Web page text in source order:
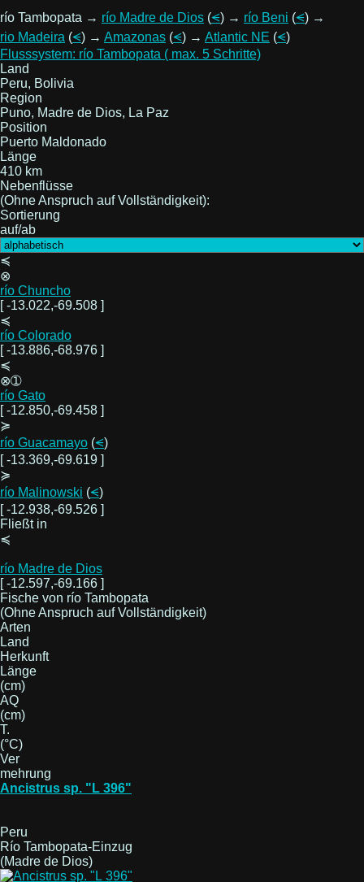
río Tambopata → río Madre de Dios (⪪) → río Beni (⪪) →
rio Madeira (⪪) → Amazonas (⪪) → Atlantic NE (⪪)
Flusssystem: río Tambopata ( max. 5 Schritte)
Land
Peru, Bolivia
Region
Puno, Madre de Dios, La Paz
Position
Puerto Maldonado
Länge
410 km
Nebenflüsse
(Ohne Anspruch auf Vollständigkeit):
Sortierung
auf/ab
≼
⊗
río Chuncho
[ -13.022,-69.508 ]
≼
río Colorado
[ -13.886,-68.976 ]
≼
⊗➀
río Gato
[ -12.850,-69.458 ]
≽
río Guacamayo (⪪)
[ -13.369,-69.619 ]
≽
río Malinowski (⪪)
[ -12.938,-69.526 ]
Fließt in
≼
río Madre de Dios
[ -12.597,-69.166 ]
Fische von río Tambopata
(Ohne Anspruch auf Vollständigkeit)
Arten
Land
Herkunft
Länge
(cm)
AQ
(cm)
T.
(°C)
Ver
mehrung
Ancistrus sp. "L 396"
Peru
Río Tambopata-Einzug
(Madre de Dios)